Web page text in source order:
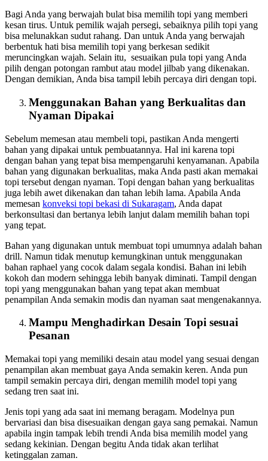
Bagi Anda yang berwajah bulat bisa memilih topi yang memberi
kesan tirus. Untuk pemilik wajah persegi, sebaiknya pilih topi yang
bisa melunakkan sudut rahang. Dan untuk Anda yang berwajah
berbentuk hati bisa memilih topi yang berkesan sedikit
meruncingkan wajah. Selain itu, sesuaikan pula topi yang Anda
pilih dengan potongan rambut atau model jilbab yang dikenakan.
Dengan demikian, Anda bisa tampil lebih percaya diri dengan topi.
Menggunakan Bahan yang Berkualitas dan
Nyaman Dipakai
Sebelum memesan atau membeli topi, pastikan Anda mengerti
bahan yang dipakai untuk pembuatannya. Hal ini karena topi
dengan bahan yang tepat bisa mempengaruhi kenyamanan. Apabila
bahan yang digunakan berkualitas, maka Anda pasti akan memakai
topi tersebut dengan nyaman. Topi dengan bahan yang berkualitas
juga lebih awet dikenakan dan tahan lebih lama. Apabila Anda
memesan konveksi topi bekasi di Sukaragam, Anda dapat
berkonsultasi dan bertanya lebih lanjut dalam memilih bahan topi
yang tepat.
Bahan yang digunakan untuk membuat topi umumnya adalah bahan
drill. Namun tidak menutup kemungkinan untuk menggunakan
bahan raphael yang cocok dalam segala kondisi. Bahan ini lebih
kokoh dan modern sehingga lebih banyak diminati. Tampil dengan
topi yang menggunakan bahan yang tepat akan membuat
penampilan Anda semakin modis dan nyaman saat mengenakannya.
Mampu Menghadirkan Desain Topi sesuai
Pesanan
Memakai topi yang memiliki desain atau model yang sesuai dengan
penampilan akan membuat gaya Anda semakin keren. Anda pun
tampil semakin percaya diri, dengan memilih model topi yang
sedang tren saat ini.
Jenis topi yang ada saat ini memang beragam. Modelnya pun
bervariasi dan bisa disesuaikan dengan gaya sang pemakai. Namun
apabila ingin tampak lebih trendi Anda bisa memilih model yang
sedang kekinian. Dengan begitu Anda tidak akan terlihat
ketinggalan zaman.